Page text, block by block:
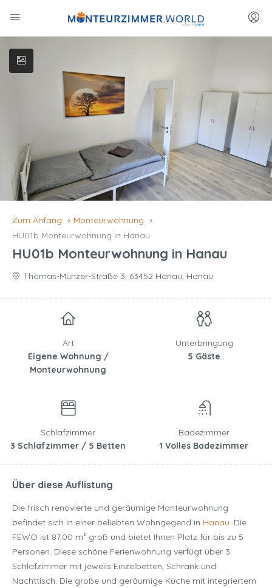
Zum Anfang
Monteurwohnung
HU01b Monteurwohnung in Hanau
HU01b Monteurwohnung in Hanau
Thomas-Münzer-Straße 3, 63452 Hanau, Hanau
Art
Eigene Wohnung /
Monteurwohnung
Unterbringung
5 Gäste
Schlafzimmer
3 Schlafzimmer / 5 Betten
Badezimmer
1 Volles Badezimmer
Über diese Auflistung
Die frisch renovierte und geräumige Monteurwohnung
befindet sich in einer beliebten Wohngegend in Hanau. Die
FEWO ist 87,00 m² groß und bietet Ihnen Platz für bis zu 5
Personen. Diese schöne Ferienwohnung verfügt über 3
Schlafzimmer mit jeweils Einzelbetten, Schrank und
Nachttisch. Die große und geräumige Küche mit integriertem